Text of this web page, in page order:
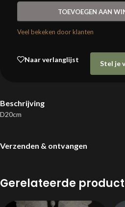
TOEVOEGEN AAN
Veel bekeken door klanten
Naar verlanglijst
Stel je
Beschrijving
D20cm
Verzenden & ontvangen
Gerelateerde